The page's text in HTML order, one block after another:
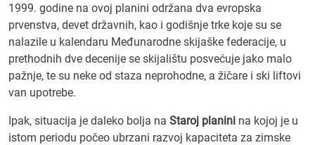
1999. godine na ovoj planini održana dva evropska
prvenstva, devet državnih, kao i godišnje trke koje su se
nalazile u kalendaru Međunarodne skijaške federacije, u
prethodnih dve decenije se skijalištu posvećuje jako malo
pažnje, te su neke od staza neprohodne, a žičare i ski liftovi
van upotrebe.
Ipak, situacija je daleko bolja na Staroj planini na kojoj je u
istom periodu počeo ubrzani razvoj kapaciteta za zimske